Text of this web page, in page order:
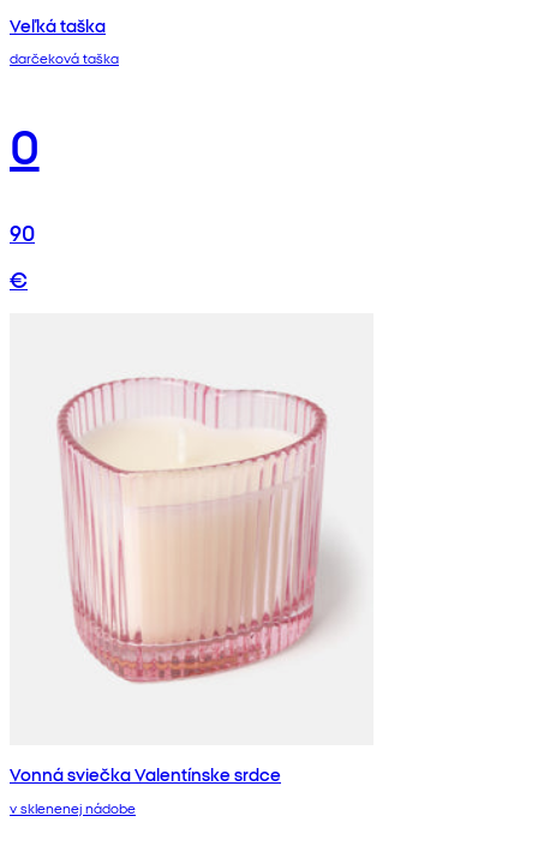
Veľká taška
darčeková taška
0
90
€
Vonná sviečka Valentínske srdce
v sklenenej nádobe